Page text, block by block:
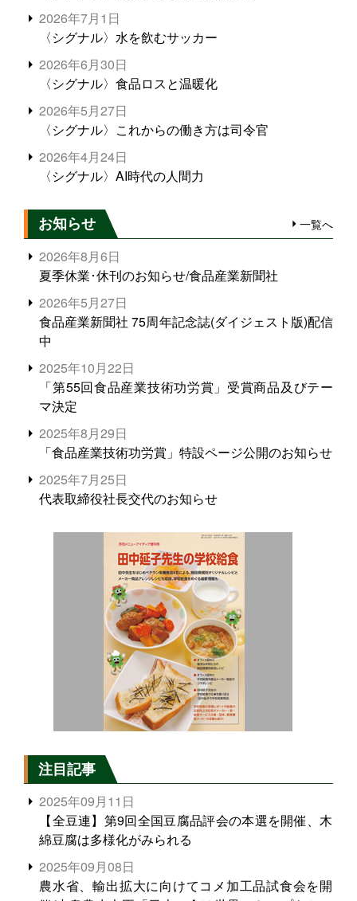
2026年7月1日
〈シグナル〉水を飲むサッカー
2026年6月30日
〈シグナル〉食品ロスと温暖化
2026年5月27日
〈シグナル〉これからの働き方は司令官
2026年4月24日
〈シグナル〉AI時代の人間力
お知らせ 一覧へ
2026年8月6日
夏季休業･休刊のお知らせ/食品産業新聞社
2026年5月27日
食品産業新聞社 75周年記念誌(ダイジェスト版)配信
中
2025年10月22日
「第55回食品産業技術功労賞」受賞商品及びテー
マ決定
2025年8月29日
「食品産業技術功労賞」特設ページ公開のお知らせ
2025年7月25日
代表取締役社長交代のお知らせ
注目記事
2025年09月11日
【全豆連】第9回全国豆腐品評会の本選を開催、木
綿豆腐は多様化がみられる
2025年09月08日
農水省、輸出拡大に向けてコメ加工品試食会を開